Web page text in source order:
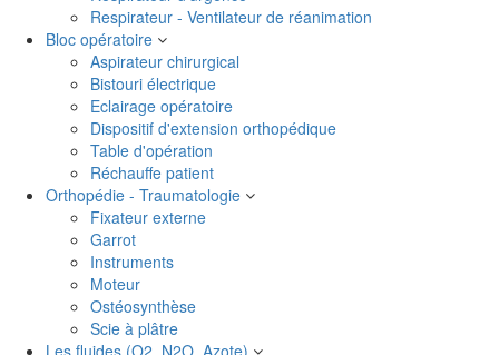
Respirateur - Ventilateur de réanimation
Bloc opératoire
Aspirateur chirurgical
Bistouri électrique
Eclairage opératoire
Dispositif d'extension orthopédique
Table d'opération
Réchauffe patient
Orthopédie - Traumatologie
Fixateur externe
Garrot
Instruments
Moteur
Ostéosynthèse
Scie à plâtre
Les fluides (O2, N2O, Azote)